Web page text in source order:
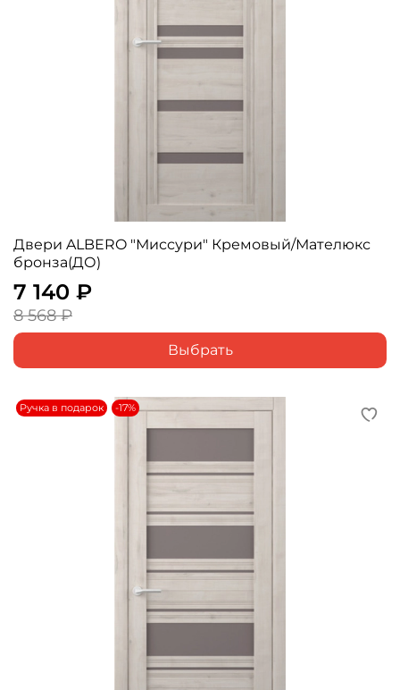
Двери ALBERO "Миссури" Кремовый/Мателюкс
бронза(ДО)
7 140 ₽
8 568 ₽
Выбрать
Ручка в подарок -17%